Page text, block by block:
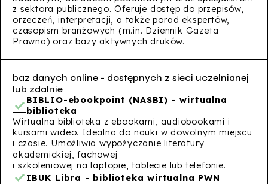
z sektora publicznego. Oferuje dostęp do przepisów,
orzeczeń, interpretacji, a także porad ekspertów,
czasopism branżowych (m.in. Dziennik Gazeta
Prawna) oraz bazy aktywnych druków.
baz danych online - dostępnych z sieci uczelnianej
lub zdalnie
BIBLIO-ebookpoint (NASBI) - wirtualna
biblioteka
Wirtualna biblioteka z ebookami, audiobookami i
kursami wideo. Idealna do nauki w dowolnym miejscu
i czasie. Umożliwia wypożyczanie literatury
akademickiej, fachowej
i szkoleniowej na laptopie, tablecie lub telefonie.
IBUK Libra - biblioteka wirtualna PWN